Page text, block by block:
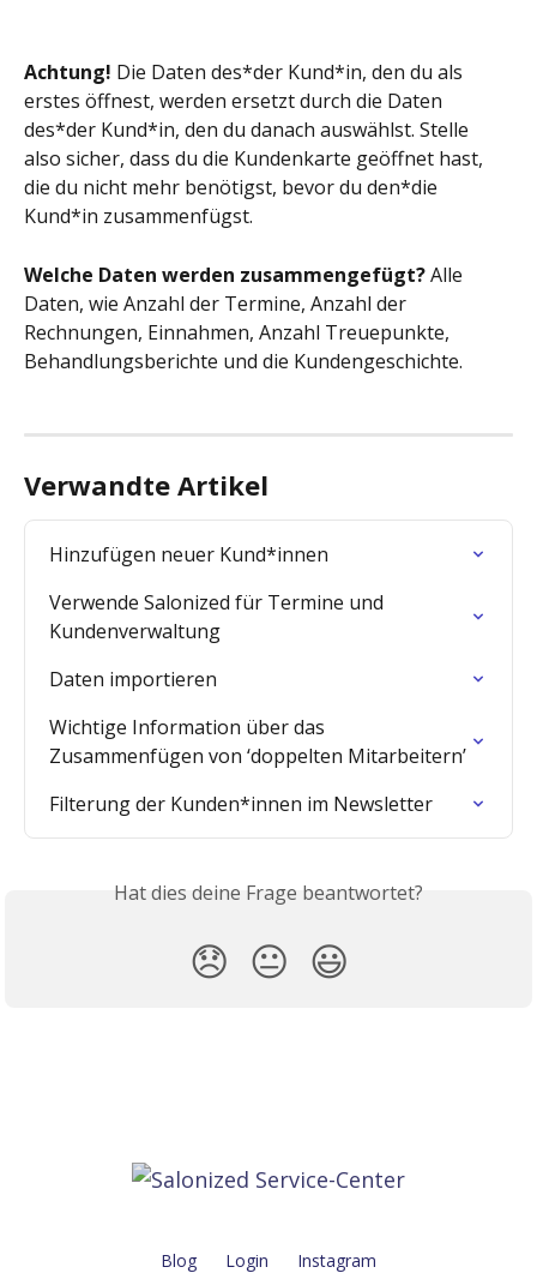
Achtung! Die Daten des*der Kund*in, den du als
erstes öffnest, werden ersetzt durch die Daten
des*der Kund*in, den du danach auswählst. Stelle
also sicher, dass du die Kundenkarte geöffnet hast,
die du nicht mehr benötigst, bevor du den*die
Kund*in zusammenfügst.
Welche Daten werden zusammengefügt? Alle
Daten, wie Anzahl der Termine, Anzahl der
Rechnungen, Einnahmen, Anzahl Treuepunkte,
Behandlungsberichte und die Kundengeschichte.
Verwandte Artikel
Hinzufügen neuer Kund*innen
Verwende Salonized für Termine und
Kundenverwaltung
Daten importieren
Wichtige Information über das
Zusammenfügen von ‘doppelten Mitarbeitern’
Filterung der Kunden*innen im Newsletter
Hat dies deine Frage beantwortet?
😞 😐 😃
Blog Login Instagram